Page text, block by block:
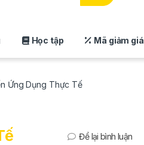
Học tập Mã giảm giá
Ứng Dụng Thực Tế
Để lại bình luận